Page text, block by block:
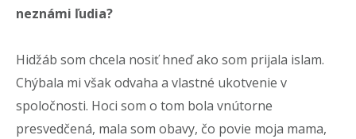
neznámi ľudia?
Hidžáb som chcela nosiť hneď ako som prijala islam.
Chýbala mi však odvaha a vlastné ukotvenie v
spoločnosti. Hoci som o tom bola vnútorne
presvedčená, mala som obavy, čo povie moja mama,